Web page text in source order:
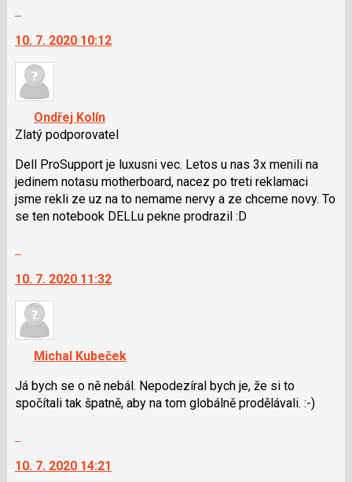
předchozí
nový
názor
další
nový
názor.
navigaci
lze
použít
i
klávesy
N
pro
pro
předchozí
nový
názor
10. 7. 2020 10:12
Ondřej Kolín
Zlatý podporovatel
Dell ProSupport je luxusni vec. Letos u nas 3x menili na
jedinem notasu motherboard, nacez po treti reklamaci
jsme rekli ze uz na to nemame nervy a ze chceme novy. To
se ten notebook DELLu pekne prodrazil :D
další
nový
názor.
navigaci
lze
použít
i
následující
10. 7. 2020 11:32
Michal Kubeček
Já bych se o ně nebál. Nepodezíral bych je, že si to
spočítali tak špatně, aby na tom globálně prodělávali. :-)
další
10. 7. 2020 14:21